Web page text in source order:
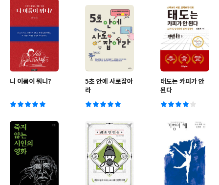
니 이름이 뭐니?
5초 안에 사로잡아
라
태도는 카피가 안
된다